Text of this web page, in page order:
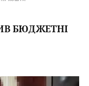
БЮДЖЕТНІ